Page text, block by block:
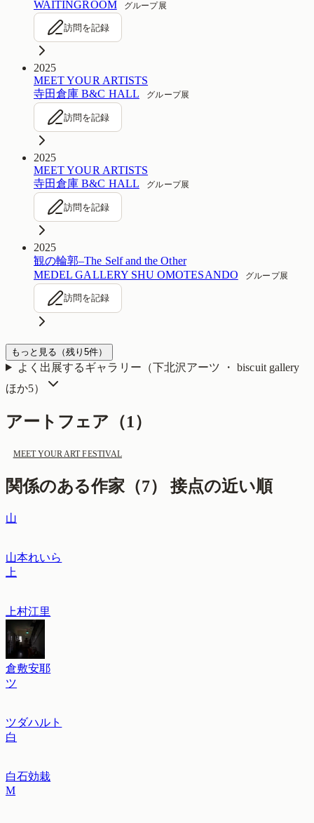
WAITINGROOM グループ展
訪問を記録
2025
MEET YOUR ARTISTS
寺田倉庫 B&C HALL
グループ展
訪問を記録
2025
MEET YOUR ARTISTS
寺田倉庫 B&C HALL
グループ展
訪問を記録
2025
観の輪郭–The Self and the Other
MEDEL GALLERY SHU OMOTESANDO
グループ展
訪問を記録
もっと見る （残り 5件）
よく出展するギャラリー（下北沢アーツ ・ biscuit gallery
ほか5）
アートフェア（1）
MEET YOUR ART FESTIVAL
関係のある作家（7） 接点の近い順
山
山本れいら
上
上村江里
倉敷安耶
ツ
ツダハルト
白
白石効栽
M